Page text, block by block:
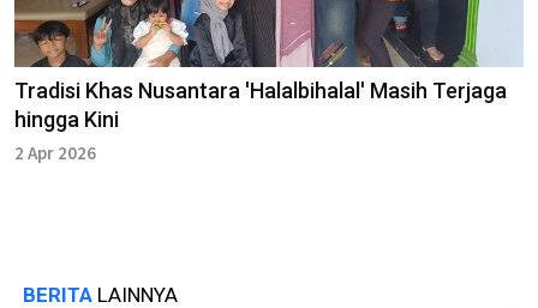
Tradisi Khas Nusantara 'Halalbihalal' Masih Terjaga
hingga Kini
2 Apr 2026
BERITA LAINNYA